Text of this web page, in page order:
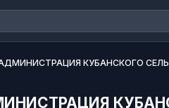
КУБАНСКОГО